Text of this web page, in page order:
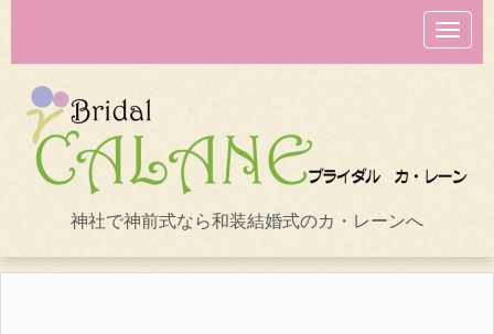
N
a
v
o
n
神社で神前式なら和装結婚式のカ・レーンへ